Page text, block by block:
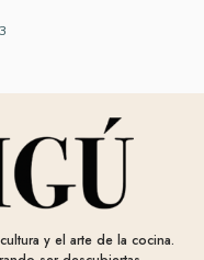
y el arte de la cocina.